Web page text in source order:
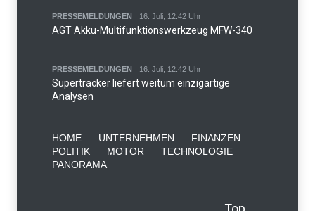
PRESSEMELDUNGEN 16. Juli, 12:42 Uhr
AGT Akku-Multifunktionswerkzeug MFW-340
PRESSEMELDUNGEN 16. Juli, 12:42 Uhr
Supertracker liefert weitum einzigartige
Analysen
HOME UNTERNEHMEN
FINANZEN
POLITIK
MOTOR
TECHNOLOGIE
PANORAMA